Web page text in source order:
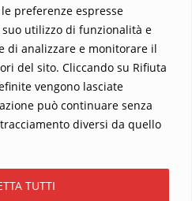
preferenze espresse
utilizzo di funzionalità e
di analizzare e monitorare il
del sito. Cliccando su Rifiuta
vengono lasciate
può continuare senza
diversi da quello
TUTTI
Contatti
5 €, 10 €, 25 €… il tuo contributo
Ginotta, scrittore
Catechesi
Parola . All rights reserved.
Designed by